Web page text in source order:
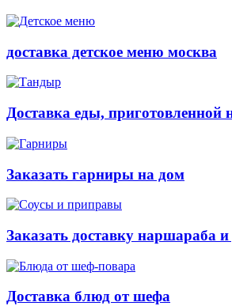
доставка детское меню москва
Доставка еды, приготовленной
Заказать гарниры на дом
Заказать доставку наршараба и
Доставка блюд от шефа